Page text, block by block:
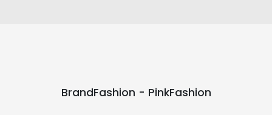
BrandFashion - PinkFashion